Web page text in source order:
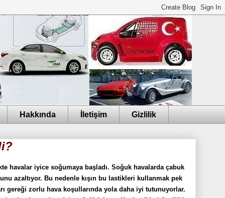
Hakkında İletişim Gizlilik
havalar iyice soğumaya başladı. Soğuk havalarda çabuk
azaltıyor. Bu nedenle kışın bu lastikleri kullanmak pek
gereği zorlu hava koşullarında yola daha iyi tutunuyorlar.